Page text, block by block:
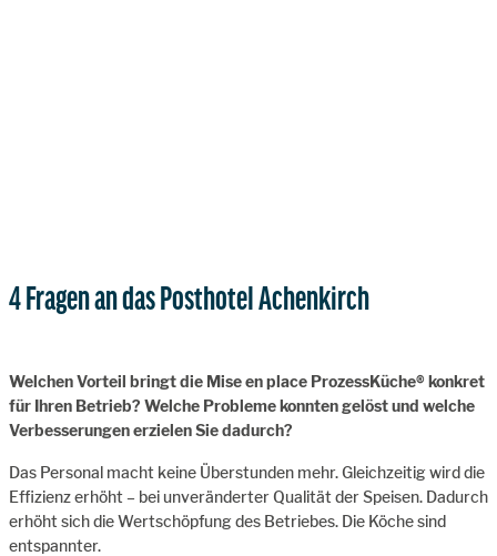
4 Fragen an das Posthotel Achenkirch
Welchen Vorteil bringt die Mise en place ProzessKüche® konkret
für Ihren Betrieb? Welche Probleme konnten gelöst und welche
Verbesserungen erzielen Sie dadurch?
Das Personal macht keine Überstunden mehr. Gleichzeitig wird die
Effizienz erhöht – bei unveränderter Qualität der Speisen. Dadurch
erhöht sich die Wertschöpfung des Betriebes. Die Köche sind
entspannter.